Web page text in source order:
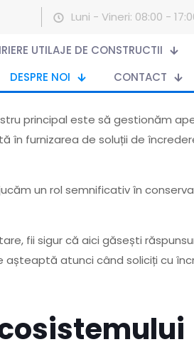
Luni - Vineri: 08:00 -
UTILAJE DE CONSTRUCTII
DESPRE NOI CONTACT
principal este să gestionăm
în furnizarea de soluții de
un rol semnificativ în
fii sigur că aici găsești
atunci când soliciți cu